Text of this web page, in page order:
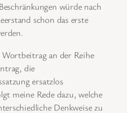
würde nach
schon das erste
an der Reihe
die
ersatzlos
meine Rede dazu, welche
Denkweise zu